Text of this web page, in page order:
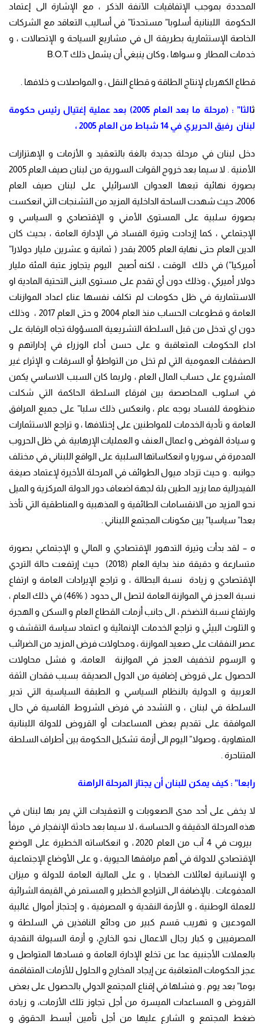
المحددة بموجب الإتفاقيات الآنفة الذكر ، مع الإشارة الى إعتماد
الحكومة اللبنانية أسلوبا” مستحدثا” في أساليب التعاقد مع الشركات
الخاصة الإستثمارية بطريقة ال في مشاريع السياحة و الإتصالات ، و
خدمات المطار و سواها ، وكان ينبغي أن يشمل ذلك B.O.T
قطاع الكهرباء لإنتاج الطاقة و قطاع النقل ، و المواصلات و خلافها .
ث
الثا” : (مرحلة ما بعد العام 2005) بعد عملية إغتيال رئيس حكومة
لبنان رفيق الحريري في 14 شباط من العام 2005 ،
دخل لبنان في مرحلة جديدة بالغة بالتعقيد و الأزمات و الإهتزازات
الأمنية . لا سيما بعد خروج القوات السورية من لبنان صيف العام 2005
بصورة نهائية تبعها العدوان الاسرائيلي على لبنان صيف العام
2006، حيث شهدت الساحة الداخلية المزيد من التشنجات التي انعكست
بصورة سلبية على المستوى الأمني و الإقتصادي و السياسي و
الإجتماعي ، كما إزدادت وتيرة الفساد في الإدارة العامة ، بحيث كان
الدين العام حتى نهاية العام 2005 بقدر ( ثمانية و عشرين مليار دولارا”
أميركيا”) في ذلك الوقت ، لكنه أصبح اليوم يتجاوز عتبة المئة مليار
دولار أميركي ، وذلك دون أي تقدم على مستوى البنى التحتية المادية او
الاستثمارية في ظل حكومات لم تكلف نفسها عناء اعداد الموازنات
العامة و قطوعات الحساب منذ العام 2004 و حتى العام 2017 ، وذلك
دون اي تدخل من قبل السلطة التشريعية المسؤولة تجاه الرقابة على
اداء الحكومات المتعاقبة و على حسن أداء الوزراء في إداراتهم و
الصفقات العمومية التي لم تخل من التواطؤ أو السرقات و الإثراء غير
المشروع على حساب المال العام ، ولربما كان السبب الاساسي يكمن
في اسلوب المحاصصة بين افرقاء السلطة الحاكمة التي شكلت
منظومة للفساد بوجه عام ، وانعكس ذلك سلبا” على جميع المرافق
العامة و تأدية الخدمات للمواطنين على إختلافها ، و تراجع الاستثمارات
و سيادة الفوضى و اعمال العنف و العمليات الإرهابية .في ظل الحروب
المدمرة في سوريا و انعكاساتها السلبية على الواقع اللبناني في مختلف
جوانبه . و حيث تزداد ميول الطوائف في المرحلة الأخيرة لإعتماد صيغة
الفيدرالية مما يزيد الطين بلة لجهة اضعاف دور الدولة المركزية و الميل
نحو المزيد من الانقسامات الطائفية و المذهبية و المناطقية التي تأخذ
بعدا” سياسيا” بين مكونات المجتمع اللبناني .
ه – لقد بدأت وتيرة التدهور الإقتصادي و المالي و الإجتماعي بصورة
متسارعة و دقيقة منذ بداية العام (2018) حيث إرتفعت حالة التردي
الإقتصادي و زيادة نسبة البطالة ، و تراجع الإيرادات العامة و ارتفاع
نسبة العجز في الموازنة العامة لتصل الى حدود ( %46) في ذلك العام ،
وارتفاع نسبة التضخم ، الى جانب أزمات القطاع العام و السكن و الهجرة
و التلوث البيئي و تراجع الخدمات الإنمائية و اعتماد سياسة التقشف و
عصر النفقات على صعيد الموازنة ، ومحاولات فرض المزيد من الضرائب
و الرسوم لتخفيف العجز في الموازنة العامة، و فشل محاولات
الحصول على قروض إضافية من الدول الصديقة بسبب فقدان الثقة
العربية و الدولية بالنظام السياسي و الطبقة السياسية التي تدير
السلطة في لبنان ، و التشدد في فرض الشروط القاسية في حال
الموافقة على تقديم بعض المساعدات أو القروض للدولة اللبنانية
المتهاوية ، وصولا” اليوم الى أزمة تشكيل الحكومة بين أطراف السلطة
المتناحرة .
رابعا” : كيف يمكن للبنان أن يجتاز المرحلة الراهنة
لا يخفى على أحد مدى الصعوبات و التعقيدات التي يمر بها لبنان في
هذه المرحلة الدقيقة و الحساسة ، لا سيما بعد حادثة الإنفجار في مرفأ
بيروت في 4 آب من العام 2020 ، و انعكاساته الخطيرة على الوضع
الإقتصادي للدولة في أهم مرافقها الحيوية ، و على الأوضاع الإجتماعية
و الإنسانية لعائلات الضحايا ، و على المالية العامة للدولة و ميزان
المدفوعات . بالإضافة الى التراجع الخطير و المستمر في القيمة الشرائية
للعملة الوطنية ، و الأزمة النقدية و المصرفية ، و إحتجاز أموال غالبية
المودعين و تهريب قسم كبير من ودائع النافذين في السلطة و
المصرفيين و كبار رجال الاعمال نحو الخارج، و أزمة السيولة النقدية
بالعملات الأجنبية عدا عن تخلع الإدارة العامة و فسادها المتواصل و
عجز الحكومات المتعاقبة عن إيجاد المخارج و الحلول للأزمات المتفاقمة
بوما” بعد يوم . و فشلها في إقناع المجتمع الدولي بالحصول على بعض
القروض و المساعدات الميسرة من أجل تجاوز تلك الأزمات، و زيادة
ضغط المجتمع و الشارع عليها من أجل تأمين أبسط الحقوق و